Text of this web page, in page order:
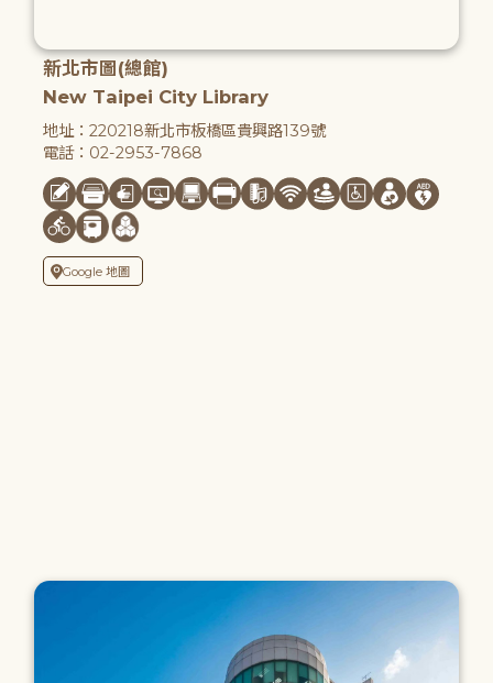
新北市圖(總館)
New Taipei City Library
地址：220218新北市板橋區貴興路139號
電話：02-2953-7868
Google 地圖